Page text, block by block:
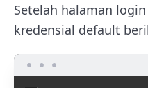
Setelah halaman
kredensial default